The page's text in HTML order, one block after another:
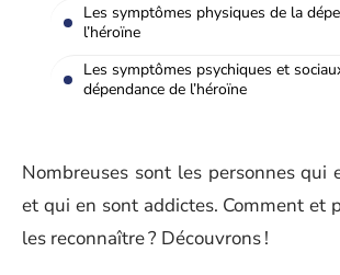
Les symptômes physiques de la
l’héroïne
Les symptômes psychiques et
dépendance de l’héroïne
Nombreuses sont les personnes qui
et qui en sont addictes. Comment et
les reconnaître ? Découvrons !